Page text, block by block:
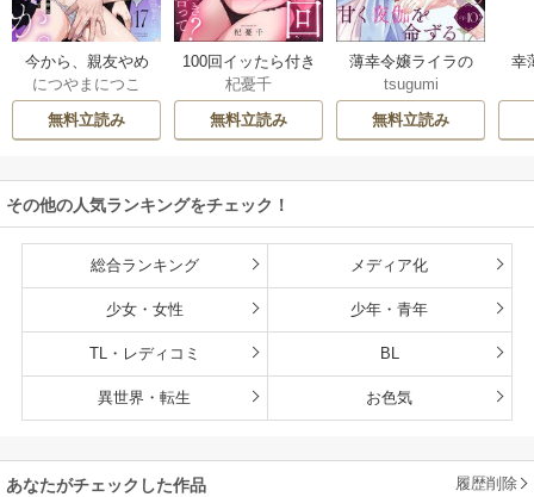
今から、親友やめ
ようか。～腐れ縁
同僚は甘い快楽で
私を壊す～
につやまにつこ
無料立読み
100回イッたら付き
合って？ 無愛想な
ライバル同期の溺
愛絶倫セックス
杞憂千
無料立読み
薄幸令嬢ライラの
数奇な結婚 愛さな
いと告げた冷酷公
爵は甘く夜伽を命
tsugumi
無料立読み
幸
その他の人気ランキングをチェック！
総合ランキング メディア化
少女・女性 少年・青年
TL・レディコミ BL
異世界・転生 お色気
あなたがチェックした作品 履歴削除